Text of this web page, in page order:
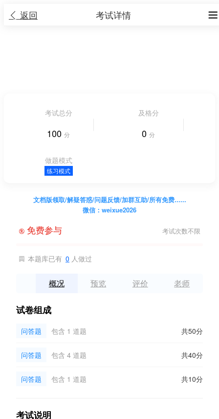
 返回 
考试详情
考试总分
100 分
及格分
0 分
做题模式
练习模式
文档版领取/解疑答惑/问题反馈/加群互助/所有免费......
微信：weixue2026
考试次数不限
 免费参与
 本题库已有 0 人做过
概况 预览 评价 老师
试卷组成
问答题 包含 1 道题 共50分
问答题 包含 4 道题 共40分
问答题 包含 1 道题 共10分
考试说明